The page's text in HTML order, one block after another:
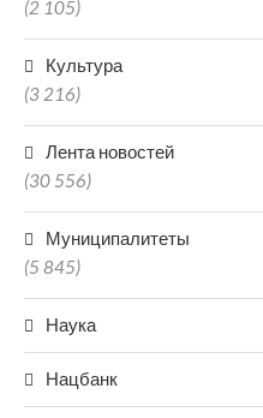
(2 105)
Культура
(3 216)
Лента новостей
(30 556)
Муниципалитеты
(5 845)
Наука
Нацбанк